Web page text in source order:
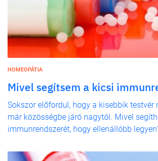
HOMEOPÁTIA
Mivel segítsem a kicsi
Sokszor előfordul, hogy a kisebbik testvér
már közösségbe járó nagytól. Mivel
immunrendszerét, hogy ellenállóbb